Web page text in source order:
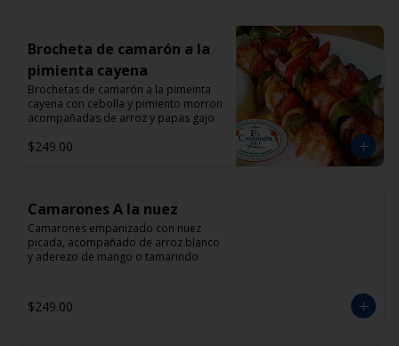
Brocheta de camarón a la
pimienta cayena
Brochetas de camarón a la pimeinta
cayena con cebolla y pimiento morron
acompañadas de arroz y papas gajo
$249.00
Camarones A la nuez
Camarones empanizado con nuez
picada, acompañado de arroz blanco
y aderezo de mango o tamarindo
$249.00